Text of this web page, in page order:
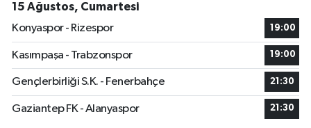
15 Ağustos, Cumartesi
Konyaspor - Rizespor
19:00
Kasımpaşa - Trabzonspor 19:00
Gençlerbirliği S.K. - Fenerbahçe 21:30
Gaziantep FK - Alanyaspor 21:30